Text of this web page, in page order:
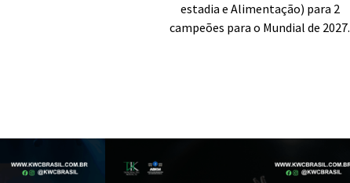
estadia e Alimentação) para 2
campeões para o Mundial de 2027.